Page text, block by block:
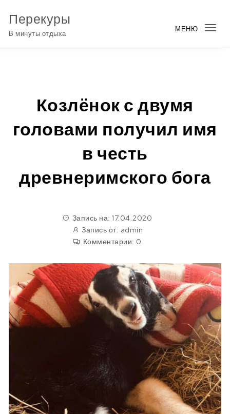
Перекуры
В минуты отдыха
МЕНЮ
Козлёнок с двумя
головами получил имя
в честь
древнеримского бога
Запись на: 17.04.2020
Запись от: admin
Комментарии: 0